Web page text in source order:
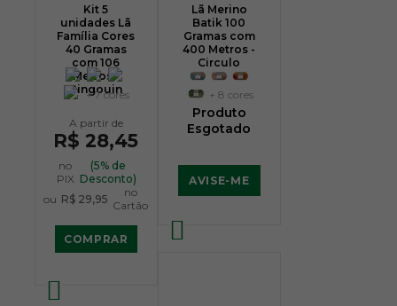
Kit 5
unidades Lã
Família Cores
40 Gramas
com 106
Metros -
Pingouin
+ 7 cores
R$ 28,45
no
PIX
(5% de
Desconto)
ou R$ 29,95
no
Cartão
COMPRAR
Lã Merino
Batik 100
Gramas com
400 Metros -
Circulo
+ 8 cores
Produto
Esgotado
AVISE-ME